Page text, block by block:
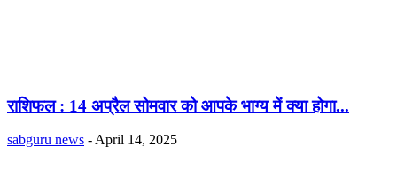
राशिफल : 14 अप्रैल सोमवार को आपके भाग्य में क्या होगा...
sabguru news - April 14, 2025